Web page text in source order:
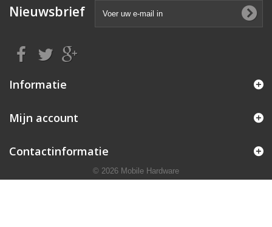
Nieuwsbrief
Informatie
Mijn account
Contactinformatie
© 2026 Mobile Hardware